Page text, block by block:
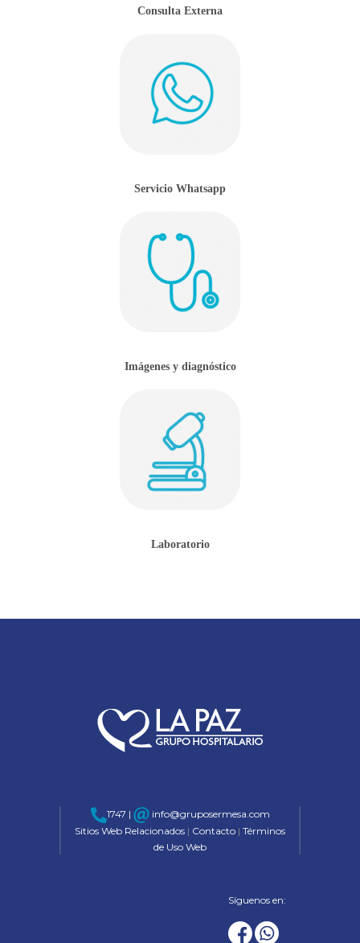
Consulta Externa
Servicio Whatsapp
Imágenes y diagnóstico
Laboratorio
1747 |
info@gruposermesa.com
Sitios Web Relacionados | Contacto | Términos
de Uso Web
Síguenos en: